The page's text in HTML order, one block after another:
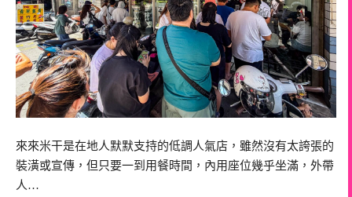
來來米干是在地人默默支持的低調人氣店，雖然沒有太誇張的
裝潢或宣傳，但只要一到用餐時間，內用座位幾乎坐滿，外帶
人…